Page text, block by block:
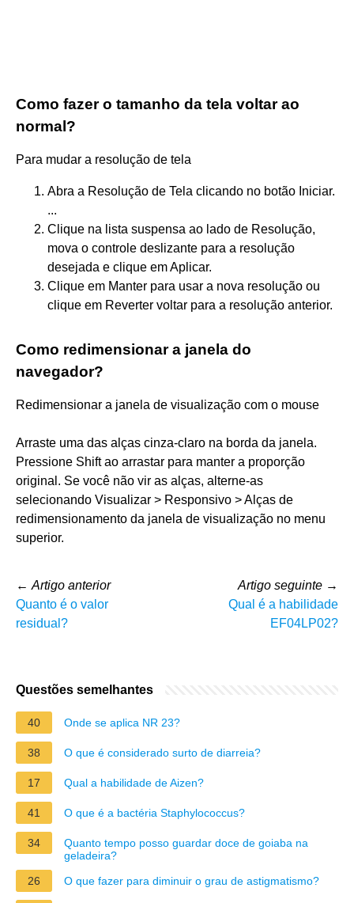
Como fazer o tamanho da tela voltar ao
normal?
Para mudar a resolução de tela
Abra a Resolução de Tela clicando no botão Iniciar.
...
Clique na lista suspensa ao lado de Resolução,
mova o controle deslizante para a resolução
desejada e clique em Aplicar.
Clique em Manter para usar a nova resolução ou
clique em Reverter voltar para a resolução anterior.
Como redimensionar a janela do
navegador?
Redimensionar a janela de visualização com o mouse
Arraste uma das alças cinza-claro na borda da janela.
Pressione Shift ao arrastar para manter a proporção
original. Se você não vir as alças, alterne-as
selecionando Visualizar > Responsivo > Alças de
redimensionamento da janela de visualização no menu
superior.
← Artigo anterior
Quanto é o valor
residual?
Artigo seguinte →
Qual é a habilidade
EF04LP02?
Questões semelhantes
40 Onde se aplica NR 23?
38 O que é considerado surto de diarreia?
17 Qual a habilidade de Aizen?
41 O que é a bactéria Staphylococcus?
34
Quanto tempo posso guardar doce de goiaba na
geladeira?
26
O que fazer para diminuir o grau de astigmatismo?